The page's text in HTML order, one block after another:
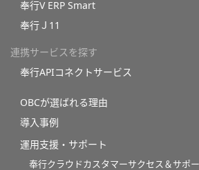
奉行V ERP Smart
奉行Ｊ11
連携サービスを探す
奉行APIコネクトサービス
OBCが選ばれる理由
導入事例
運用支援・サポート
奉行クラウドカスタマーサクセス＆サポ